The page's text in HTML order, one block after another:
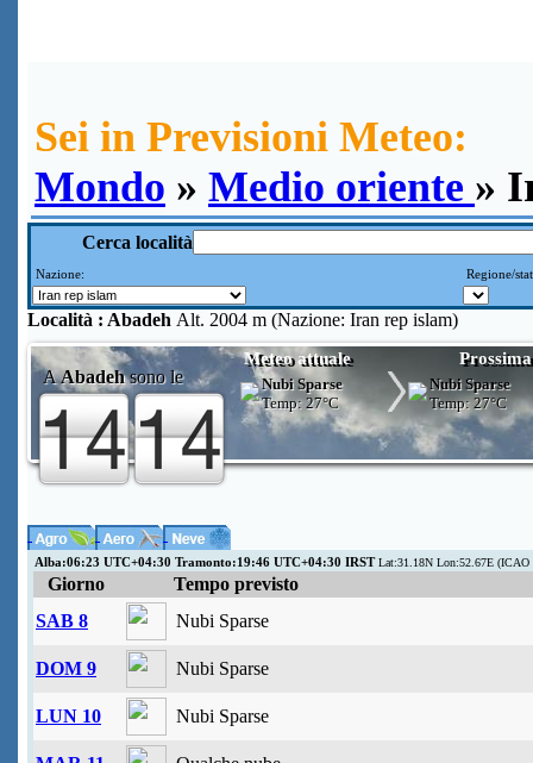
Sei in Previsioni Meteo:
Mondo » Medio oriente »
Cerca località
Nazione: Regione/
Località : Abadeh Alt. 2004 m (Nazione: Iran rep islam)
AAbadehsono le
Meteo attuale
Nubi Sparse
Temp:27°C
Nubi Sparse
Temp:27°C
Alba:06:23 UTC+04:30 Tramonto:19:46 UTC+04:30 IRSTLat:31.18N Lon:52.67E (ICAO
Giorno
Tempo previsto
SAB 8
Nubi Sparse
DOM 9 Nubi Sparse
LUN 10 Nubi Sparse